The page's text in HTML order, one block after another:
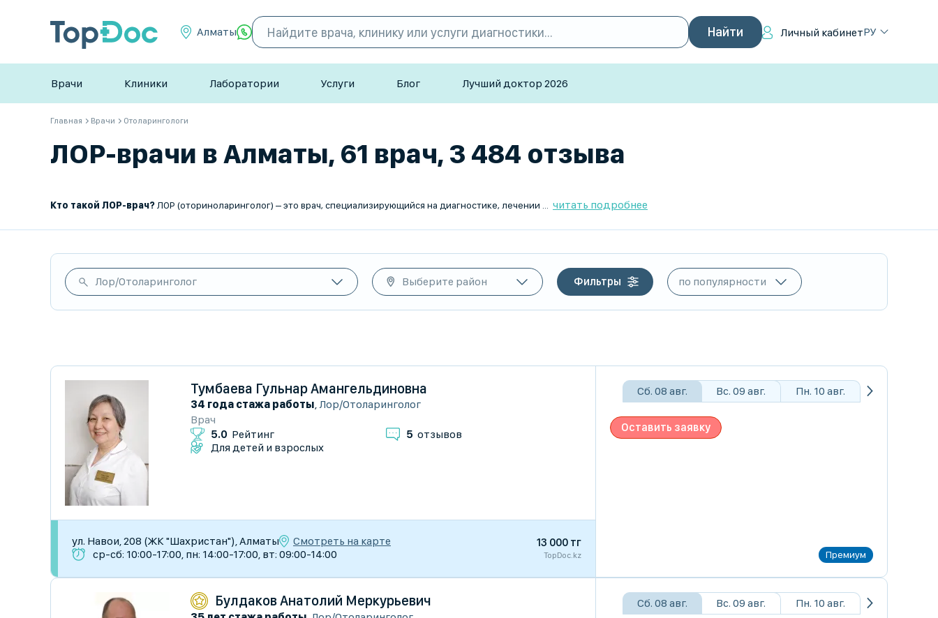
Алматы Личный кабинетРУ
Врачи Клиники Лаборатории Услуги Блог Лучший доктор 2026
Главная Врачи Отоларингологи
ЛОР-врачи в Алматы, 61 врач, 3 484 отзыва
Кто такой ЛОР-врач? ЛОР (оториноларинголог) – это врач, специализирующийся на диагностике, лечении и профилактике заболеваний уха, горла и носа. Он занимается патологиями верхних дыхательных путей, слухового аппарата и смежных областей, включая носовые пазухи и гортань. читать подробнее
Лор/Отоларинголог Выберите район Фильтры
Тумбаева Гульнар Амангельдиновна
34 года стажа работы,Лор/Отоларинголог
Врач
5.0 Рейтинг 5 отзывов
Для детей и взрослых
ул. Навои, 208 (ЖК "Шахристан"), Алматы
Смотреть на карте
ср-сб: 10:00-17:00, пн: 14:00-17:00, вт: 09:00-14:00
13 000 тг
TopDoc.kz
Сб. 08 авг. Вс. 09 авг. Пн. 10 авг.
Оставить заявку
Булдаков Анатолий Меркурьевич Сб. 08 авг. Вс. 09 авг. Пн. 10 авг.